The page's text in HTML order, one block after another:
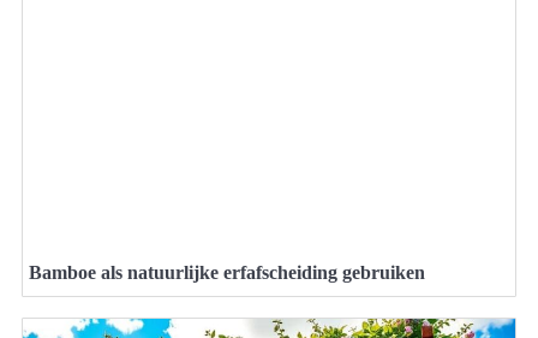
Bamboe als natuurlijke erfafscheiding gebruiken